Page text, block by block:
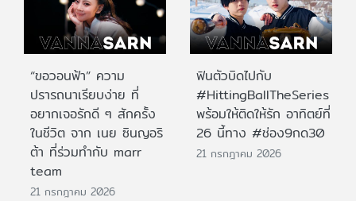
“ขอวอนฟ้า” ความ
ปรารถนาเรียบง่าย ที่
อยากเจอรักดี ๆ สักครั้ง
ในชีวิต จาก เนย ซินญอริ
ต้า ที่ร่วมทำกับ marr
team
21 กรกฎาคม 2026
ฟินตัวบิดไปกับ
#HittingBallTheSeries
พร้อมให้ติดให้รัก อาทิตย์ที่
26 นี้ทาง #ช่อง9กด30
21 กรกฎาคม 2026